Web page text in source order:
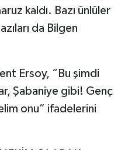
kaldı. Bazı ünlüler
da Bilgen
Ersoy, “Bu şimdi
Şabaniye gibi! Genç
onu” ifadelerini